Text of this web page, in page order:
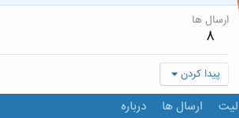
ارسال ها
8
پیدا کردن
ارسال ها درباره